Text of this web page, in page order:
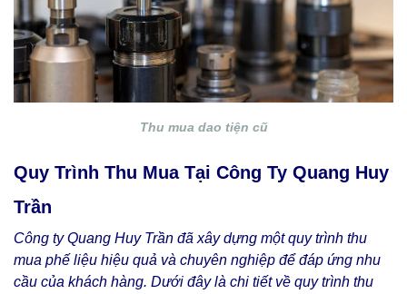
Thu mua dao tiện cũ
Quy Trình Thu Mua Tại Công Ty Quang Huy
Trần
Công ty Quang Huy Trần đã xây dựng một quy trình thu
mua phế liệu hiệu quả và chuyên nghiệp để đáp ứng nhu
cầu của khách hàng. Dưới đây là chi tiết về quy trình thu